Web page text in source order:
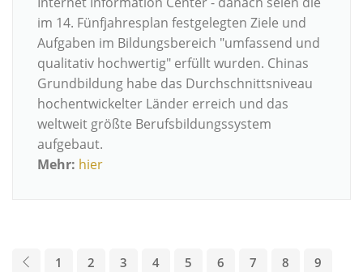
im 14. Fünfjahresplan festgelegten Ziele und
Aufgaben im Bildungsbereich "umfassend und
qualitativ hochwertig" erfüllt wurden. Chinas
Grundbildung habe das Durchschnittsniveau
hochentwickelter Länder erreich und das
weltweit größte Berufsbildungssystem
aufgebaut.
Mehr: hier
1 2 3 4 5 6 7 8 9